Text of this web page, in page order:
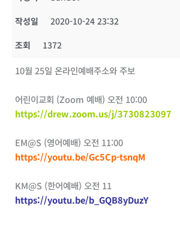
작성일
2020-10-24 23:32
조회
1372
10월 25일 온라인예배주소와 주보
어린이교회 (Zoom 예배) 오전 10:00
https://drew.zoom.us/j/3730823097
EM@S (영어예배) 오전 11:00
https://youtu.be/Gc5Cp-tsnqM
KM@S (한어예배) 오전 11
https://youtu.be/b_GQB8yDuzY